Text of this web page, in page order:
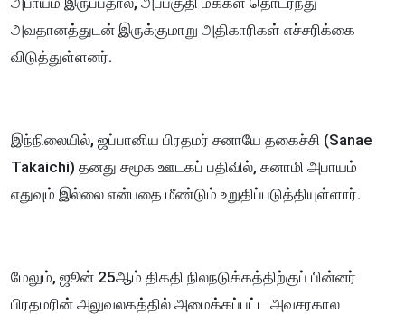
அவதானத்துடன் இருக்குமாறு அதிகாரிகள் எச்சரிக்கை
விடுத்துள்ளனர்.
இந்நிலையில், ஜப்பானிய பிரதமர் சனாயே தகைச்சி (Sanae
Takaichi) தனது சமூக ஊடகப் பதிவில், சுனாமி அபாயம்
எதுவும் இல்லை என்பதை மீண்டும் உறுதிப்படுத்தியுள்ளார்.
மேலும், ஜூன் 25ஆம் திகதி நிலநடுக்கத்திற்குப் பின்னர்
பிரதமரின் அலுவலகத்தில் அமைக்கப்பட்ட அவசரகால